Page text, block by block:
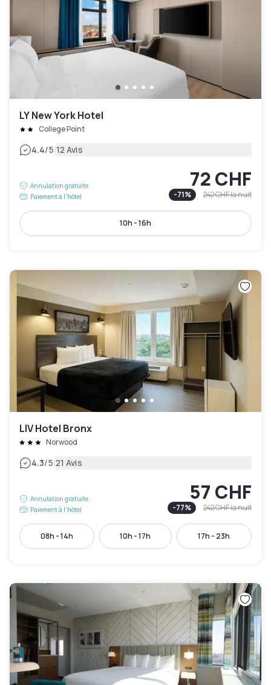
LY New York Hotel
College Point
4.4/5|12 Avis
Annulation gratuite
Paiement à l'hôtel
72 CHF
-71% 242 CHFla nuit
10h - 16h
LIV Hotel Bronx
Norwood
4.3/5|21 Avis
Annulation gratuite
Paiement à l'hôtel
57 CHF
-77% 242 CHFla nuit
08h - 14h 10h - 17h 17h - 23h